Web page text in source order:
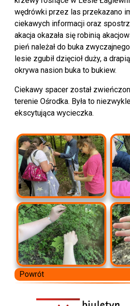
wędrówki przez las przekazano
ciekawych informacji oraz
akacja okazała się robinią
pień należał do buka
lesie zgubił dzięcioł duży, a
okrywa nasion buka to bukiew.
Ciekawy spacer został
terenie Ośrodka. Była to
ekscytująca wycieczka.
Powrót